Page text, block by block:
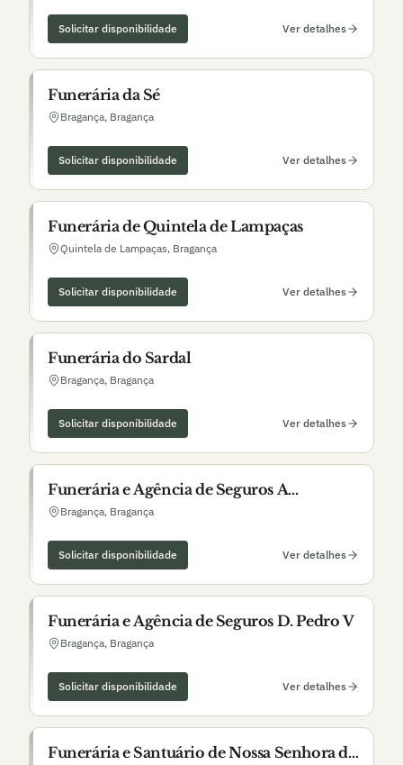
Solicitar disponibilidade Ver detalhes
Funerária da Sé
Bragança, Bragança
Solicitar disponibilidade Ver detalhes
Funerária de Quintela de Lampaças
Quintela de Lampaças, Bragança
Solicitar disponibilidade Ver detalhes
Funerária do Sardal
Bragança, Bragança
Solicitar disponibilidade Ver detalhes
Funerária e Agência de Seguros A
Bragançana
Bragança, Bragança
Solicitar disponibilidade Ver detalhes
Funerária e Agência de Seguros D. Pedro V
Bragança, Bragança
Solicitar disponibilidade Ver detalhes
Funerária e Santuário de Nossa Senhora da